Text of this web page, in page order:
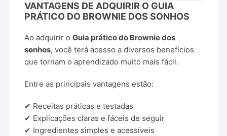
VANTAGENS DE ADQUIRIR O GUIA
PRÁTICO DO BROWNIE DOS SONHOS
Ao adquirir oGuia prático do Brownie dos
sonhos, você terá acesso a diversos benefícios
que tornam o aprendizado muito mais fácil.
Entre as principais vantagens estão:
✔ Receitas práticas e testadas
✔ Explicações claras e fáceis de seguir
✔ Ingredientes simples e acessíveis